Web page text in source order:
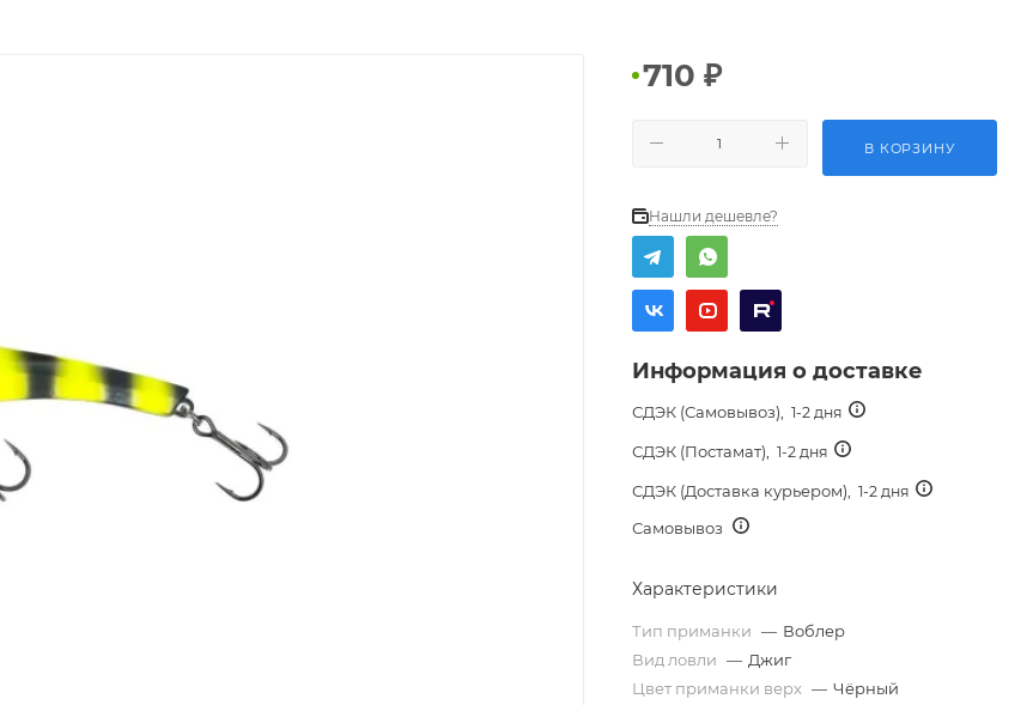
710 ₽
В КОРЗИНУ
Нашли дешевле?
Информация о доставке
СДЭК (Самовывоз), 1-2 дня
СДЭК (Постамат), 1-2 дня
СДЭК (Доставка курьером), 1-2 дня
Самовывоз
Характеристики
Тип приманки — Воблер
Вид ловли — Джиг
Цвет приманки верх — Чёрный